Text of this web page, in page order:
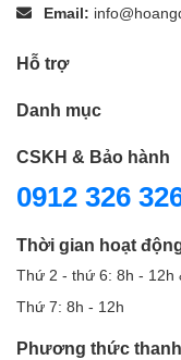
Email:
Hỗ trợ
Danh mục
CSKH & Bảo hành
0912 326
Thời gian hoạt
Thứ 2 - thứ 6: 8h - 12h
Thứ 7: 8h - 12h
Phương thức